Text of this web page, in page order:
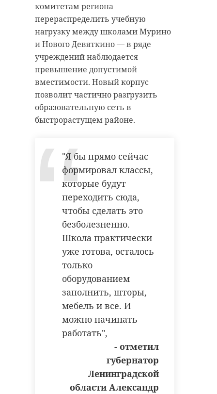
комитетам региона
перераспределить учебную
нагрузку между школами Мурино
и Нового Девяткино — в ряде
учреждений наблюдается
превышение допустимой
вместимости. Новый корпус
позволит частично разгрузить
образовательную сеть в
быстрорастущем районе.
"‎Я бы прямо сейчас
формировал классы,
которые будут
переходить сюда,
чтобы сделать это
безболезненно.
Школа практически
уже готова, осталось
только
оборудованием
заполнить, шторы,
мебель и все. И
можно начинать
работать‎",
- отметил
губернатор
Ленинградской
области Александр
александр дрозденко
всеволожский район
мурино
Поделиться статьей:
РЕКОМЕНДУЕМ
Жители Мурино
посадят во
дворах домов
клен и каштаны
Губернатор
район